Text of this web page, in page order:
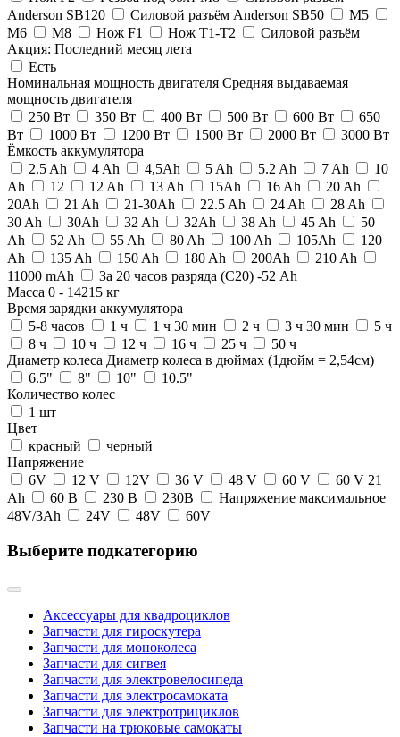
Anderson SB120
Силовой разъём Anderson SB50
M5
M6
M8 Нож F1 Нож Т1-Т2
Силовой разъём
Акция: Последний месяц лета
Есть
Номинальная мощность двигателя Средняя выдаваемая
мощность двигателя
250 Вт
350 Вт 400 Вт 500 Вт 600 Вт
650
Вт
1000 Вт 1200 Вт 1500 Вт 2000 Вт
3000 Вт
Ёмкость аккумулятора
2.5 Ah
4 Ah 4,5Ah 5 Ah 5.2 Ah 7 Ah
10
Ah
12 12 Ah 13 Ah 15Ah 16 Ah
20 Ah
20Ah
21 Ah 21-30Ah 22.5 Ah 24 Ah
28 Ah
30 Ah
30Ah 32 Ah 32Ah 38 Ah 45 Ah
50
Ah
52 Ah 55 Ah 80 Ah 100 Ah 105Ah
120
Ah
135 Ah 150 Ah 180 Ah 200Ah
210 Ah
11000 mAh
За 20 часов разряда (С20) -52 Ah
Масса 0 - 14215 кг
Время зарядки аккумулятора
5-8 часов
1 ч 1 ч 30 мин 2 ч 3 ч 30 мин
5 ч
8 ч
10 ч 12 ч 16 ч 25 ч
50 ч
Диаметр колеса Диаметр колеса в дюймах (1дюйм = 2,54см)
6.5"
8" 10"
10.5"
Количество колес
1 шт
Цвет
красный
черный
Напряжение
6V
12 V 12V 36 V 48 V 60 V
60 V 21
Ah
60 В 230 В 230В
Напряжение максимальное
48V/3Ah
24V 48V 60V
Выберите подкатегорию
Аксессуары для квадроциклов
Запчасти для гироскутера
Запчасти для моноколеса
Запчасти для сигвея
Запчасти для электровелосипеда
Запчасти для электросамоката
Запчасти для электротрициклов
Запчасти на трюковые самокаты